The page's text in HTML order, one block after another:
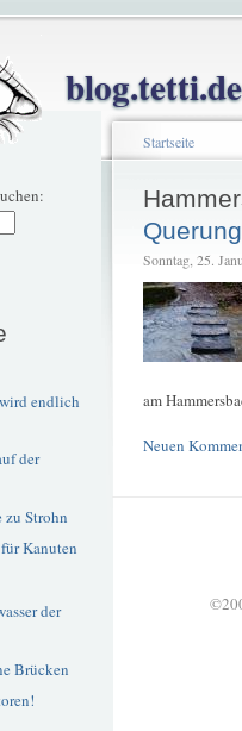
blog.tetti.de
endlich
der
zu Strohn
Kanuten
der
Brücken
Startseite
Sonntag, 25.
am
Neuen